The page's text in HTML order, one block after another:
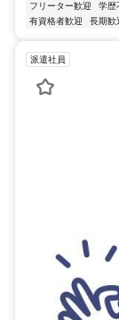
フリーター歓迎 学歴
有資格者歓迎
長期歓
派遣社員